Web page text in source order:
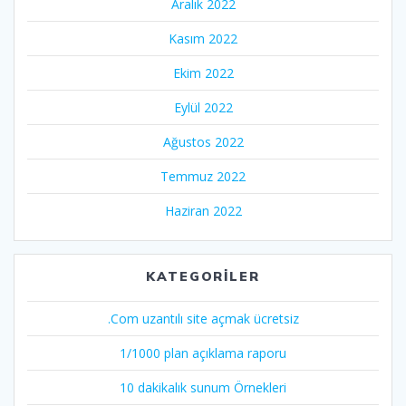
Aralık 2022
Kasım 2022
Ekim 2022
Eylül 2022
Ağustos 2022
Temmuz 2022
Haziran 2022
KATEGORILER
.Com uzantılı site açmak ücretsiz
1/1000 plan açıklama raporu
10 dakikalık sunum Örnekleri